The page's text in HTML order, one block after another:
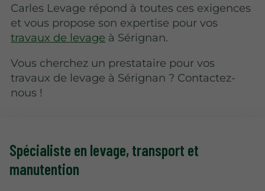
Carles Levage répond à toutes ces exigences
et vous propose son expertise pour vos
travaux de levage à Sérignan.
Vous cherchez un prestataire pour vos
travaux de levage à Sérignan ? Contactez-
nous !
Spécialiste en levage, transport et
manutention